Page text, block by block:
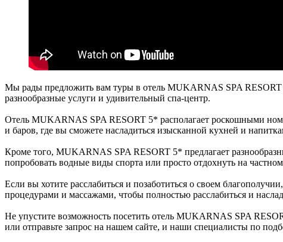
Мы рады предложить вам туры в отель MUKARNAS SPA RESORT
разнообразные услуги и удивительный спа-центр.
Отель MUKARNAS SPA RESORT 5* располагает роскошными
и баров, где вы сможете насладиться изысканной кухней и
Кроме того, MUKARNAS SPA RESORT 5* предлагает
попробовать водные виды спорта или просто отдохнуть на
Если вы хотите расслабиться и позаботиться о своем
процедурами и массажами, чтобы полностью расслабиться и
Не упустите возможность посетить отель MUKARNAS SPA
или отправьте запрос на нашем сайте, и наши специалисты по